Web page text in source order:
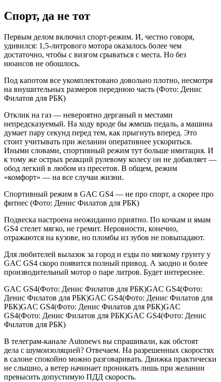
Спорт, да не тот
Первым делом включил спорт-режим. И, честно говоря,
удивился: 1,5-литрового мотора оказалось более чем
достаточно, чтобы с визгом срываться с места. Но без
нюансов не обошлось.
Под капотом все укомплектовано довольно плотно, несмотря
на внушительных размеров переднюю часть (Фото: Денис
Филатов для РБК)
Отклик на газ — невероятно дерганый и местами
непредсказуемый. На ходу вроде бы жмешь педаль, а машина
думает пару секунд перед тем, как прыгнуть вперед. Это
стоит учитывать при желании оперативнее ускориться.
Иными словами, спортивный режим тут больше имитация. И
к тому же острых реакций рулевому колесу он не добавляет —
обод легкий в любом из пресетов. В общем, режим
«комфорт» — на все случаи жизни.
Спортивный режим в GAC GS4 — не про спорт, а скорее про
фитнес (Фото: Денис Филатов для РБК)
Подвеска настроена неожиданно приятно. По кочкам и ямам
GS4 стелет мягко, не гремит. Неровности, конечно,
отражаются на кузове, но пломбы из зубов не повыпадают.
Для любителей вылазок за город и езды по мягкому грунту у
GAC GS4 скоро появится полный привод. А заодно и более
производительный мотор о паре литров. Будет интереснее.
GAC GS4(Фото: Денис Филатов для РБК)GAC GS4(Фото:
Денис Филатов для РБК)GAC GS4(Фото: Денис Филатов для
РБК)GAC GS4(Фото: Денис Филатов для РБК)GAC
GS4(Фото: Денис Филатов для РБК)GAC GS4(Фото: Денис
Филатов для РБК)
В телеграм-канале Autonews вы спрашивали, как обстоят
дела с шумоизоляцией? Отвечаем. На разрешенных скоростях
в салоне спокойно можно разговаривать. Движка практически
не слышно, а ветер начинает проникать лишь при желании
превысить допустимую ПДД скорость.